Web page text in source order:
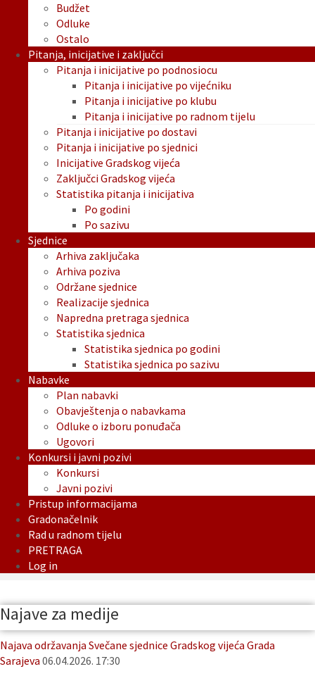
Budžet
Odluke
Ostalo
Pitanja, inicijative i zaključci
Pitanja i inicijative po podnosiocu
Pitanja i inicijative po vijećniku
Pitanja i inicijative po klubu
Pitanja i inicijative po radnom tijelu
Pitanja i inicijative po dostavi
Pitanja i inicijative po sjednici
Inicijative Gradskog vijeća
Zaključci Gradskog vijeća
Statistika pitanja i inicijativa
Po godini
Po sazivu
Sjednice
Arhiva zaključaka
Arhiva poziva
Održane sjednice
Realizacije sjednica
Napredna pretraga sjednica
Statistika sjednica
Statistika sjednica po godini
Statistika sjednica po sazivu
Nabavke
Plan nabavki
Obavještenja o nabavkama
Odluke o izboru ponuđača
Ugovori
Konkursi i javni pozivi
Konkursi
Javni pozivi
Pristup informacijama
Gradonačelnik
Rad u radnom tijelu
PRETRAGA
Log in
Najave za medije
Najava održavanja Svečane sjednice Gradskog vijeća Grada
Sarajeva 06.04.2026. 17:30